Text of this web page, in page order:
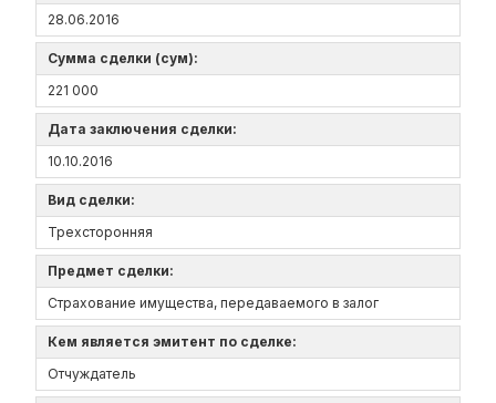
28.06.2016
Сумма сделки (сум):
221 000
Дата заключения сделки:
10.10.2016
Вид сделки:
Трехсторонняя
Предмет сделки:
Страхование имущества, передаваемого в залог
Кем является эмитент по сделке:
Отчуждатель